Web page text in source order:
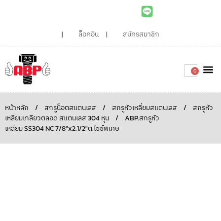
ล็อคอิน สมัครสมาชิก
0
หน้าหลัก / สกรูน็อตสแตนเลส / สกรูหัวเหลี่ยมสแตนเลส /
สกรูหัว
เหลี่ยมเกลียวตลอด สแตนเลส 304 หุน
/
ABP.สกรูหัว
เหลี่ยม SS304 NC 7/8″x2.1/2″ต.ไซซ์พิเศษ